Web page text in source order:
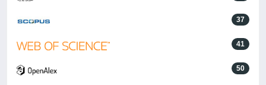
37
41
50